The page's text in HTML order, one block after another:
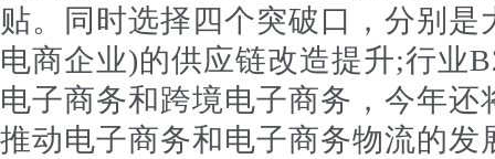
贴。同时选择四个突破口，分别
电商企业)的供应链改造提升;行业
电子商务和跨境电子商务，今年
推动电子商务和电子商务物流的发